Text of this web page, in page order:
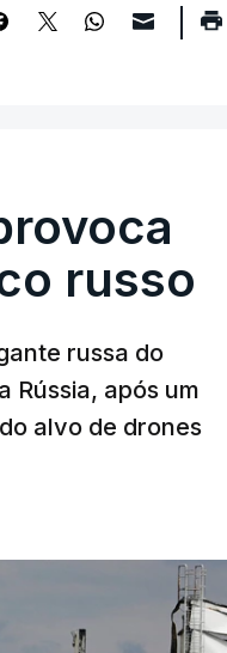
russo
russa do
Rússia, após um
alvo de drones